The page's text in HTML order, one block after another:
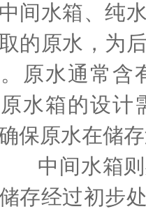
间水箱、纯
的原水，为
原水通常含
水箱的设计
保原水在储
中间水箱则
存经过初步